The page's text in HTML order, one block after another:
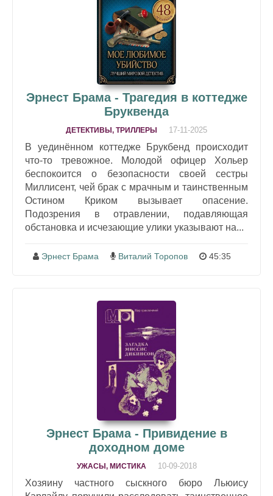
Эрнест Брама - Трагедия в коттедже
Бруквенда
ДЕТЕКТИВЫ, ТРИЛЛЕРЫ 17-11-2025
В уединённом коттедже Брукбенд происходит
что-то тревожное. Молодой офицер Хольер
беспокоится о безопасности своей сестры
Миллисент, чей брак с мрачным и таинственным
Остином Криком вызывает опасение.
Подозрения в отравлении, подавляющая
обстановка и исчезающие улики указывают на...
Эрнест Брама Виталий Торопов 45:35
Эрнест Брама - Привидение в
доходном доме
УЖАСЫ, МИСТИКА 10-09-2018
Хозяину частного сыскного бюро Льюису